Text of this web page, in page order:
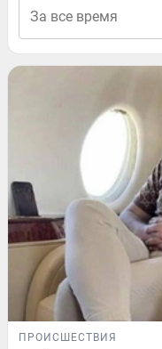
ПРОИСШЕСТВИЯ